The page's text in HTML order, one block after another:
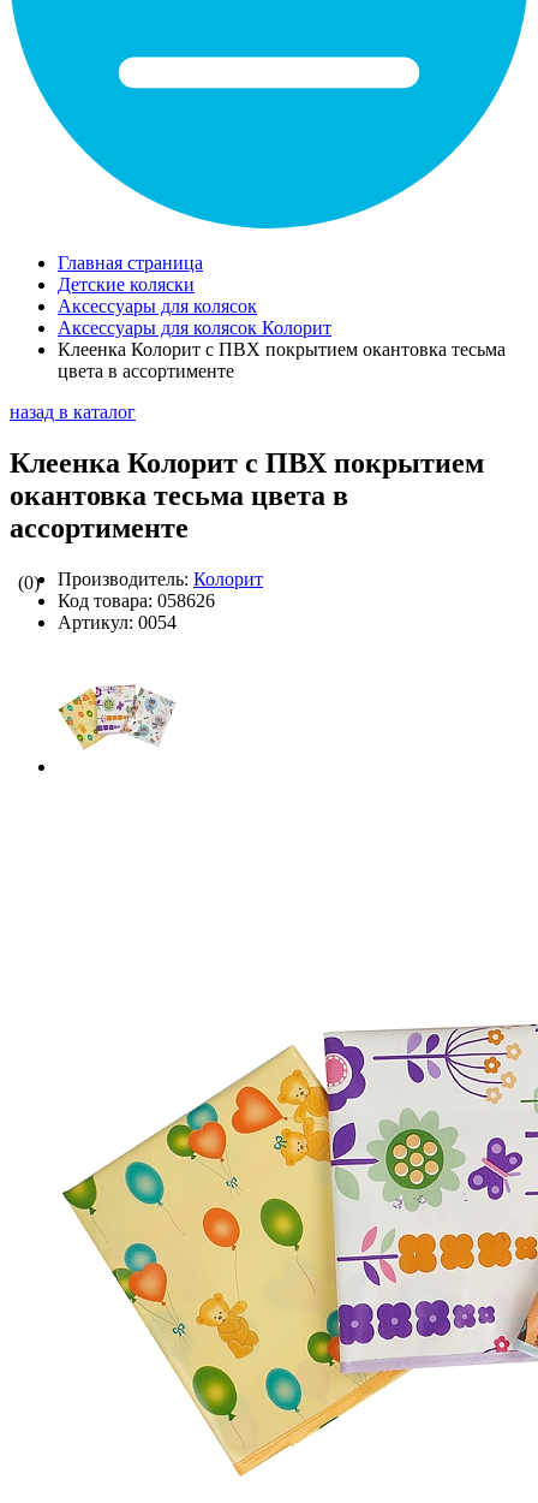
Главная страница
Детские коляски
Аксессуары для колясок
Аксессуары для колясок Колорит
Клеенка Колорит с ПВХ покрытием окантовка тесьма
цвета в ассортименте
назад в каталог
Клеенка Колорит с ПВХ покрытием
окантовка тесьма цвета в
ассортименте
(0) Производитель: Колорит
Код товара: 058626
Артикул: 0054